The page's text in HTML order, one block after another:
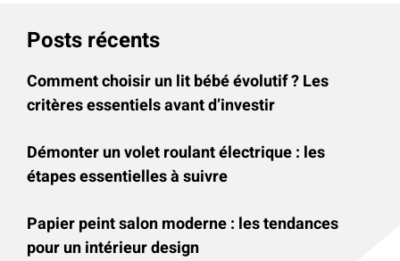
Posts récents
Comment choisir un lit bébé évolutif ? Les
critères essentiels avant d’investir
Démonter un volet roulant électrique : les
étapes essentielles à suivre
Papier peint salon moderne : les tendances
pour un intérieur design